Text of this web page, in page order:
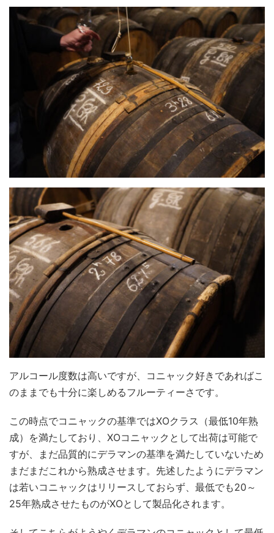
アルコール度数は高いですが、コニャック好きであればこ
のままでも十分に楽しめるフルーティーさです。
この時点でコニャックの基準ではXOクラス（最低10年熟
成）を満たしており、XOコニャックとして出荷は可能で
すが、まだ品質的にデラマンの基準を満たしていないため
まだまだこれから熟成させます。先述したようにデラマン
は若いコニャックはリリースしておらず、最低でも20～
25年熟成させたものがXOとして製品化されます。